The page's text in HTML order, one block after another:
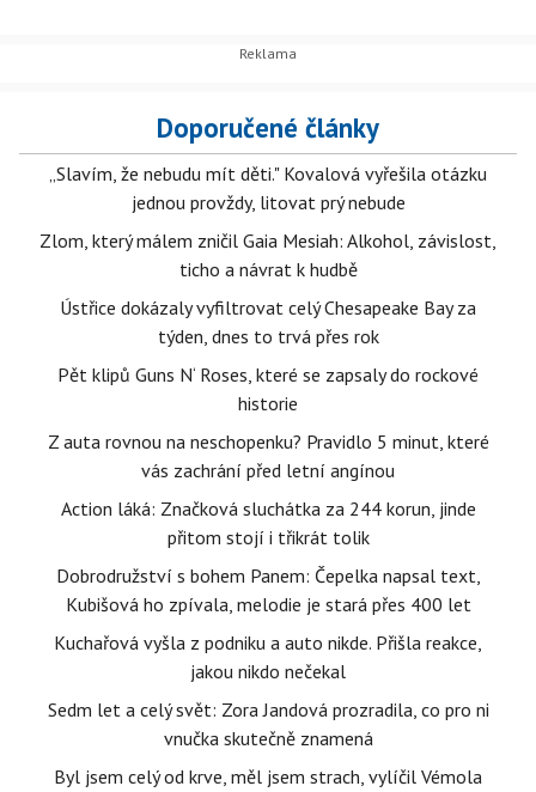
Doporučené články
„Slavím, že nebudu mít děti." Kovalová vyřešila otázku
jednou provždy, litovat prý nebude
Zlom, který málem zničil Gaia Mesiah: Alkohol, závislost,
ticho a návrat k hudbě
Ústřice dokázaly vyfiltrovat celý Chesapeake Bay za
týden, dnes to trvá přes rok
Pět klipů Guns N‘ Roses, které se zapsaly do rockové
historie
Z auta rovnou na neschopenku? Pravidlo 5 minut, které
vás zachrání před letní angínou
Action láká: Značková sluchátka za 244 korun, jinde
přitom stojí i třikrát tolik
Dobrodružství s bohem Panem: Čepelka napsal text,
Kubišová ho zpívala, melodie je stará přes 400 let
Kuchařová vyšla z podniku a auto nikde. Přišla reakce,
jakou nikdo nečekal
Sedm let a celý svět: Zora Jandová prozradila, co pro ni
vnučka skutečně znamená
Byl jsem celý od krve, měl jsem strach, vylíčil Vémola